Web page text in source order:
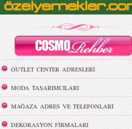
OUTLET CENTER ADRESLERİ
MODA TASARIMCILARI
MAĞAZA ADRES VE TELEFONLARI
DEKORASYON FİRMALARI